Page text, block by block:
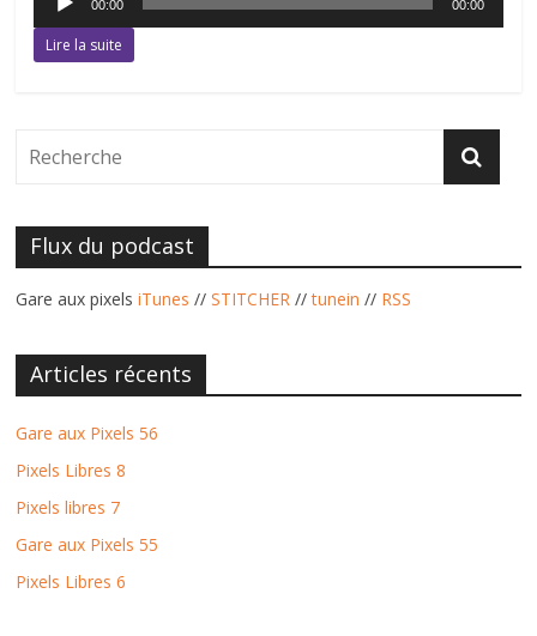
audio
00:00 00:00
Lire la suite
Flux du podcast
Gare aux pixelsiTunes //STITCHER //tunein // RSS
Articles récents
Gare aux Pixels 56
Pixels Libres 8
Pixels libres 7
Gare aux Pixels 55
Pixels Libres 6